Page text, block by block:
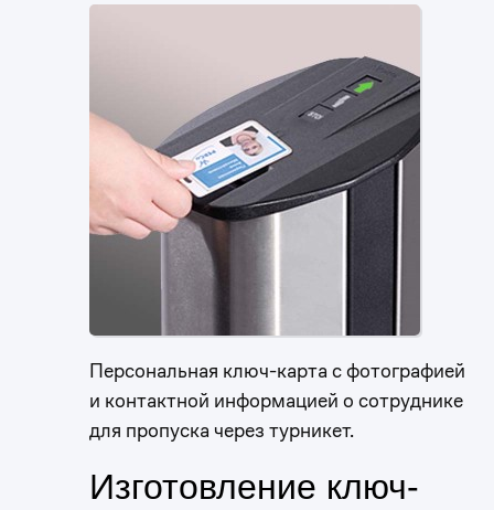
Персональная ключ-карта с фотографией
и контактной информацией о сотруднике
для пропуска через турникет.
Изготовление ключ-